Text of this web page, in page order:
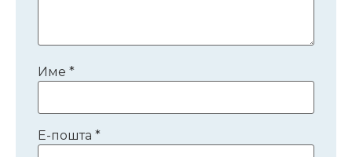
Име *
Е-пошта *